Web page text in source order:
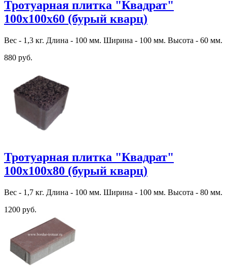
Тротуарная плитка "Квадрат"
100х100х60 (бурый кварц)
Вес - 1,3 кг. Длина - 100 мм. Ширина - 100 мм. Высота - 60 мм.
880 руб.
Тротуарная плитка "Квадрат"
100х100х80 (бурый кварц)
Вес - 1,7 кг. Длина - 100 мм. Ширина - 100 мм. Высота - 80 мм.
1200 руб.